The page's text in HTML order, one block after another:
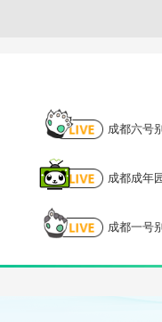
成都六号
成都成年
成都一号